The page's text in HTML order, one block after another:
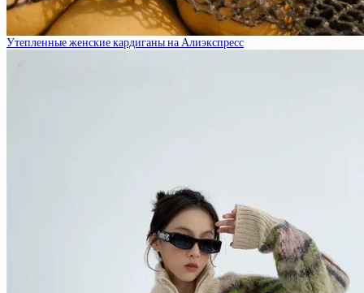
Утепленные женские кардиганы на Алиэкспресс